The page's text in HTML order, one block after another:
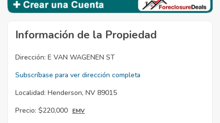
Información de la Propiedad
Dirección: E VAN WAGENEN ST
Subscríbase para ver dirección completa
Localidad: Henderson, NV 89015
Precio: $220,000 EMV